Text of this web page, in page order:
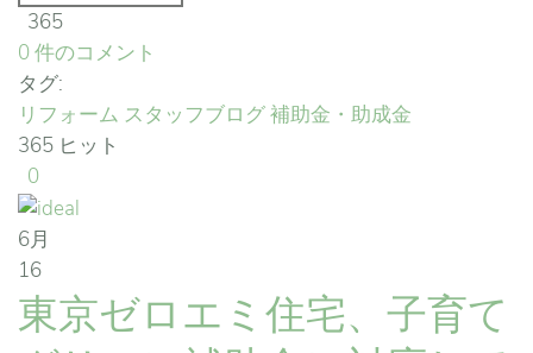
365
0 件のコメント
タグ:
リフォーム スタッフブログ補助金・助成金
365 ヒット
0
6月
16
東京ゼロエミ住宅、子育て